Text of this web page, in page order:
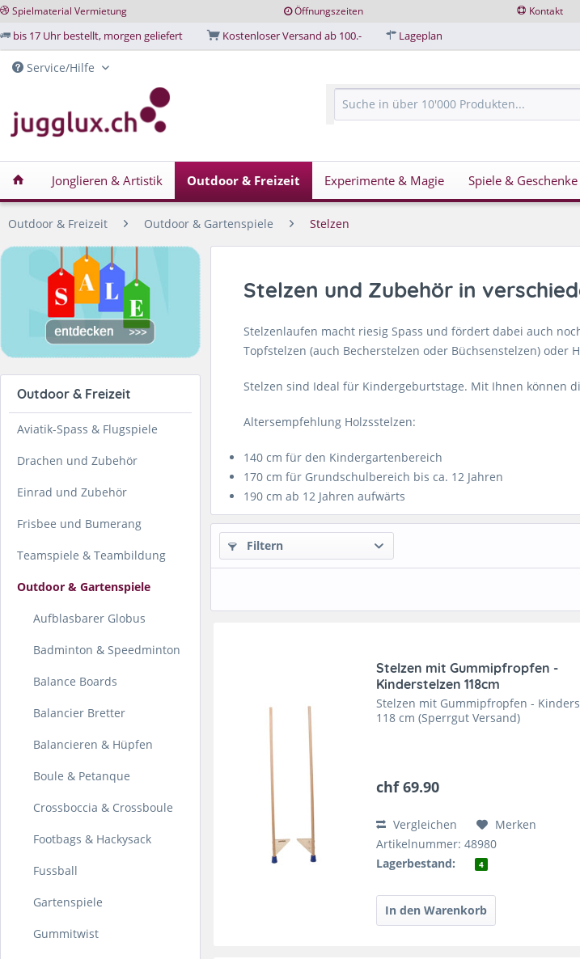
Spielmaterial Vermietung Öffnungszeiten Kontakt
bis 17 Uhr bestellt, morgen geliefert Kostenloser Versand ab 100.- Lageplan
Service/Hilfe
Jonglieren & Artistik Outdoor & Freizeit Experimente & Magie Spiele & Geschenke
Outdoor & Freizeit Outdoor & Gartenspiele Stelzen
Outdoor & Freizeit
Aviatik-Spass & Flugspiele
Drachen und Zubehör
Einrad und Zubehör
Frisbee und Bumerang
Teamspiele & Teambildung
Outdoor & Gartenspiele
Aufblasbarer Globus
Badminton & Speedminton
Balance Boards
Balancier Bretter
Balancieren & Hüpfen
Boule & Petanque
Crossboccia & Crossboule
Footbags & Hackysack
Fussball
Gartenspiele
Gummitwist
Stelzen und Zubehör in
Stelzenlaufen macht riesig Spass und fördert dabei auch
Topfstelzen (auch Becherstelzen oder Büchsenstelzen) oder
Stelzen sind Ideal für Kindergeburtstage. Mit Ihnen können
Altersempfehlung Holzsstelzen:
140 cm für den Kindergartenbereich
170 cm für Grundschulbereich bis ca. 12 Jahren
190 cm ab 12 Jahren aufwärts
Filtern
Stelzen mit Gummipfropfen -
Kinderstelzen 118cm
Stelzen mit Gummipfropfen -
118 cm (Sperrgut Versand)
chf 69.90
Vergleichen
Merken
Artikelnummer: 48980
Lagerbestand:
4